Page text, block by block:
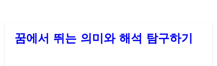
꿈에서 뛰는 의미와 해석 탐구하기